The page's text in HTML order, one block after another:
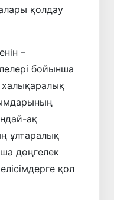
қолдау
–
бойынша
халықаралық
ақ
ұлтаралық
дөңгелек
қол